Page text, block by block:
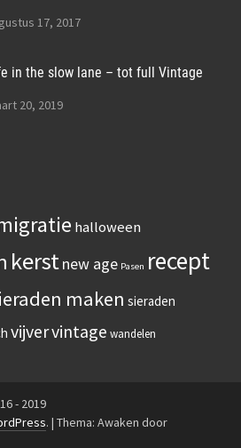
17, 2017
in the slow lane – tot full Vintage
20, 2019
halloween
kerstnew age Pasen recept
maken sieraden
vijvervintage wandelen
- 2019
. | Thema: Awaken door